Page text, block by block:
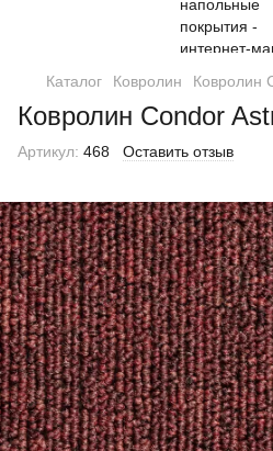
Каталог Ковролин Ковролин
Ковролин Condor
Артикул: 468 Оставить отзыв